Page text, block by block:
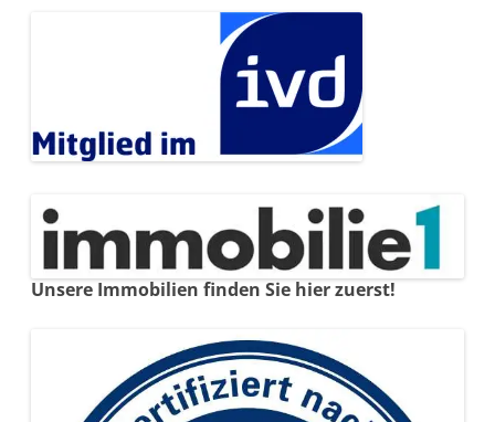
Unsere Immobilien finden Sie hier zuerst!